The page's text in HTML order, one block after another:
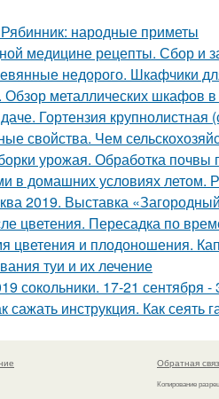
народные приметы
медицине рецепты. Сбор и
недорого. Шкафчики
металлических шкафов
Гортензия крупнолистная
свойства. Чем
урожая. Обработка почвы
в домашних условиях летом.
2019. Выставка
цветения. Пересадка по
цветения и плодоношения.
туи и их лечение
сокольники. 17-21
сажать инструкция. Как сеять
Обратная
Копирование